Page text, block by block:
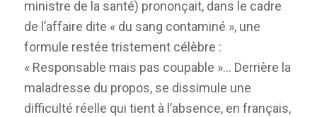
ministre de la santé) prononçait, dans le cadre
de l’affaire dite « du sang contaminé », une
formule restée tristement célèbre :
« Responsable mais pas coupable »… Derrière la
maladresse du propos, se dissimule une
difficulté réelle qui tient à l’absence, en français,